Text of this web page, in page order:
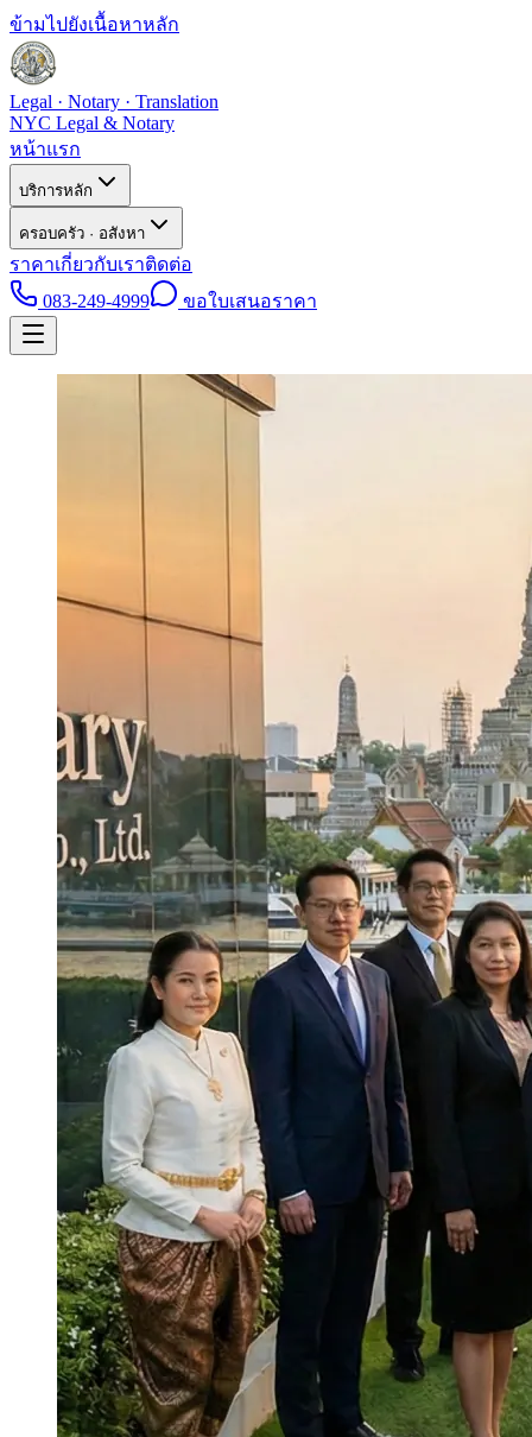
ข้ามไปยังเนื้อหาหลัก
Legal · Notary · Translation
NYC Legal & Notary
หน้าแรก
บริการหลัก
ครอบครัว · อสังหา
ราคาเกี่ยวกับเราติดต่อ
083-249-4999
ขอใบเสนอราคา